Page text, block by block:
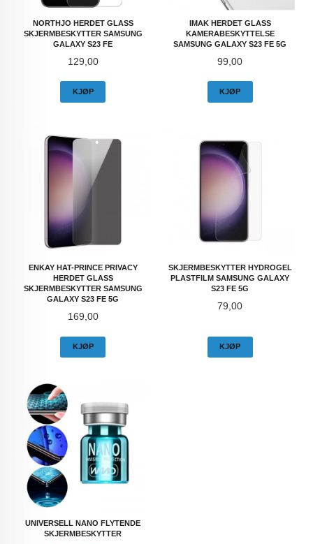
NORTHJO HERDET GLASS
SKJERMBESKYTTER SAMSUNG
GALAXY S23 FE
Pris
129,00
KJØP
IMAK HERDET GLASS
KAMERABESKYTTELSE
SAMSUNG GALAXY S23 FE 5G
Pris
99,00
KJØP
ENKAY HAT-PRINCE PRIVACY
HERDET GLASS
SKJERMBESKYTTER SAMSUNG
GALAXY S23 FE 5G
Pris
169,00
KJØP
SKJERMBESKYTTER HYDROGEL
PLASTFILM SAMSUNG GALAXY
S23 FE 5G
Pris
79,00
KJØP
UNIVERSELL NANO FLYTENDE
SKJERMBESKYTTER